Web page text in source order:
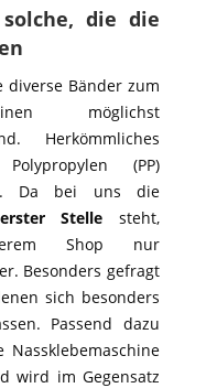
die die
diverse Bänder zum
möglichst
Herkömmliches
Polypropylen (PP)
Da bei uns die
Stelle steht,
Shop nur
Besonders gefragt
sich besonders
Passend dazu
wird im Gegensatz